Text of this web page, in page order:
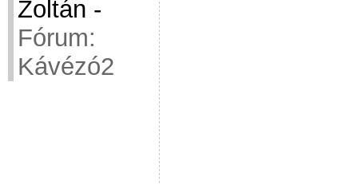
Zoltán -
Fórum:
Kávézó2